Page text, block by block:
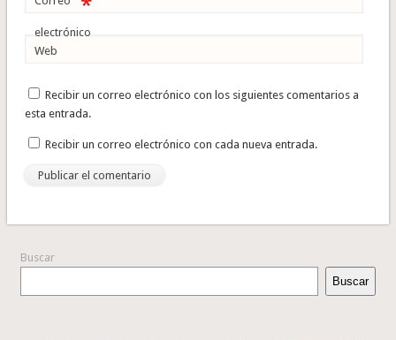
electrónico
*
Web
Recibir un correo electrónico con los siguientes comentarios a
esta entrada.
Recibir un correo electrónico con cada nueva entrada.
Buscar
Buscar